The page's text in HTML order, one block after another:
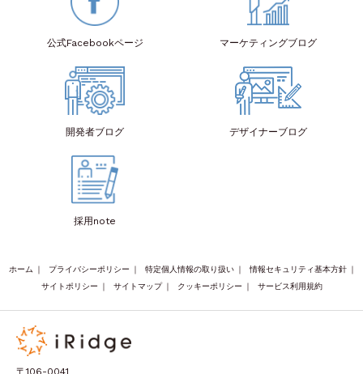
公式Facebookページ マーケティングブログ
開発者ブログ デザイナーブログ
採用note
ホーム ｜ プライバシーポリシー ｜ 特定個人情報の取り扱い ｜ 情報セキュリティ基本方針 ｜
サイトポリシー
｜ サイトマップ ｜ クッキーポリシー ｜ サービス利用規約
〒106-0041